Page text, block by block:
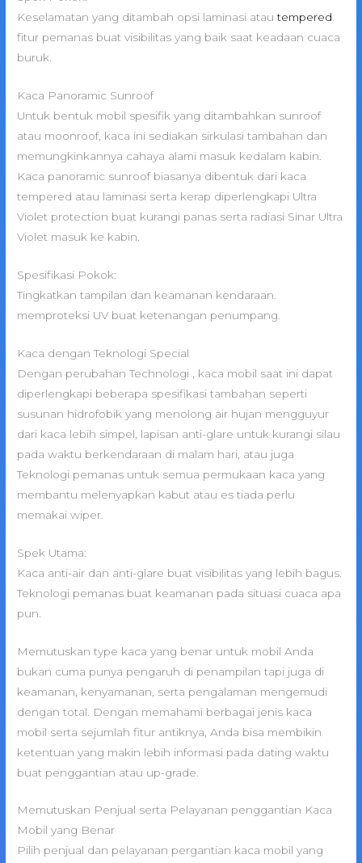
Keselamatan yang ditambah opsi laminasi atautempered
fitur pemanas buat visibilitas yang baik saat keadaan cuaca
buruk.
Kaca Panoramic Sunroof
Untuk bentuk mobil spesifik yang ditambahkan sunroof
atau moonroof, kaca ini sediakan sirkulasi tambahan dan
memungkinkannya cahaya alami masuk kedalam kabin.
Kaca panoramic sunroof biasanya dibentuk dari kaca
tempered atau laminasi serta kerap diperlengkapi Ultra
Violet protection buat kurangi panas serta radiasi Sinar Ultra
Violet masuk ke kabin.
Spesifikasi Pokok:
Tingkatkan tampilan dan keamanan kendaraan.
memproteksi UV buat ketenangan penumpang.
Kaca dengan Teknologi Special
Dengan perubahan Technologi , kaca mobil saat ini dapat
diperlengkapi beberapa spesifikasi tambahan seperti
susunan hidrofobik yang menolong air hujan mengguyur
dari kaca lebih simpel, lapisan anti-glare untuk kurangi silau
pada waktu berkendaraan di malam hari, atau juga
Teknologi pemanas untuk semua permukaan kaca yang
membantu melenyapkan kabut atau es tiada perlu
memakai wiper.
Spek Utama:
Kaca anti-air dan anti-glare buat visibilitas yang lebih bagus.
Teknologi pemanas buat keamanan pada situasi cuaca apa
pun.
Memutuskan type kaca yang benar untuk mobil Anda
bukan cuma punya pengaruh di penampilan tapi juga di
keamanan, kenyamanan, serta pengalaman mengemudi
dengan total. Dengan memahami berbagai jenis kaca
mobil serta sejumlah fitur antiknya, Anda bisa membikin
ketentuan yang makin lebih informasi pada dating waktu
buat penggantian atau up-grade.
Memutuskan Penjual serta Pelayanan penggantian Kaca
Mobil yang Benar
Pilih penjual dan pelayanan pergantian kaca mobil yang